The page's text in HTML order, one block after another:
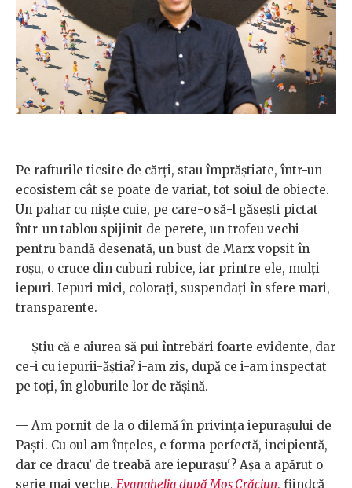
Pe rafturile ticsite de cărți, stau împrăștiate, într-un
ecosistem cât se poate de variat, tot soiul de obiecte.
Un pahar cu niște cuie, pe care-o să-l găsești pictat
într-un tablou spijinit de perete, un trofeu vechi
pentru bandă desenată, un bust de Marx vopsit în
roșu, o cruce din cuburi rubice, iar printre ele, mulți
iepuri. Iepuri mici, colorați, suspendați în sfere mari,
transparente.
— Știu că e aiurea să pui întrebări foarte evidente, dar
ce-i cu iepurii-ăștia? i-am zis, după ce i-am inspectat
pe toți, în globurile lor de rășină.
— Am pornit de la o dilemă în privința iepurașului de
Paști. Cu oul am înțeles, e forma perfectă, incipientă,
dar ce dracu’ de treabă are iepurașu'? Așa a apărut o
serie mai veche, Evanghelia după Moș Crăciun, fiindcă